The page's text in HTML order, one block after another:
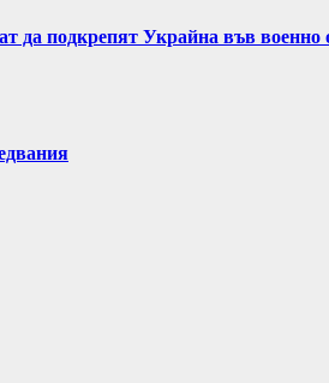
да подкрепят Украйна във